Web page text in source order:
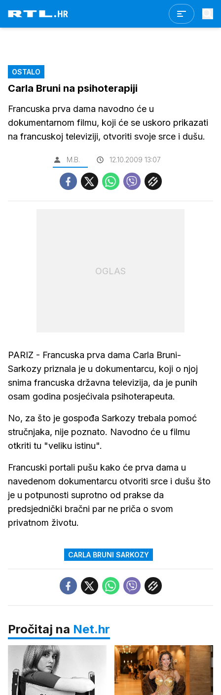
OSTALO
Carla Bruni na psihoterapiji
Francuska prva dama navodno će u
dokumentarnom filmu, koji će se uskoro prikazati
na francuskoj televiziji, otvoriti svoje srce i dušu.
M.B. 12.10.2009 13:07
OGLAS
PARIZ - Francuska prva dama Carla Bruni-
Sarkozy priznala je u dokumentarcu, koji o njoj
snima francuska državna televizija, da je punih
osam godina posjećivala psihoterapeuta.
No, za što je gospođa Sarkozy trebala pomoć
stručnjaka, nije poznato. Navodno će u filmu
otkriti tu "veliku istinu".
Francuski portali pušu kako će prva dama u
navedenom dokumentarcu otvoriti srce i dušu što
je u potpunosti suprotno od prakse da
predsjednički bračni par ne priča o svom
privatnom životu.
CARLA BRUNI SARKOZY
Pročitaj na Net.hr